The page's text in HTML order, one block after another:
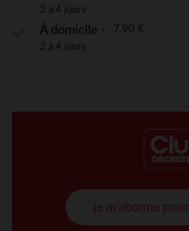
2 à 4 jours
À domicile 7,90 €
2 à 4 jours
je m'abonne pour